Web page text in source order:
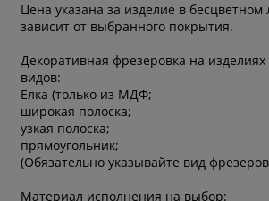
Цена указана за изделие в бесцветном
зависит от выбранного покрытия.
Декоративная фрезеровка на
видов:
Елка (только из МДФ;
широкая полоска;
узкая полоска;
прямоугольник;
(Обязательно указывайте вид
Материал исполнения на выбор: